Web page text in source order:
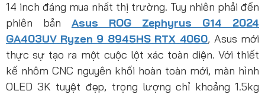
14 inch đáng mua nhất thị trường. Tuy nhiên phải đến
phiên bản Asus ROG Zephyrus G14 2024
GA403UV Ryzen 9 8945HS RTX 4060, Asus mới
thực sự tạo ra một cuộc lột xác toàn diện. Với thiết
kế nhôm CNC nguyên khối hoàn toàn mới, màn hình
OLED 3K tuyệt đẹp, trọng lượng chỉ khoảng 1.5kg